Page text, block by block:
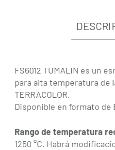
FS6012 TUMALIN es un
para alta temperatura de
TERRACOLOR.
Disponible en formato de
Rango de temperatura
1250 °C. Habrá